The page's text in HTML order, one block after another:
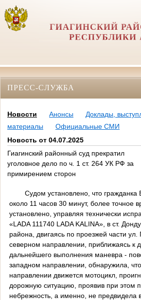
ГИАГИНСКИЙ
РЕСПУБЛИКИ
ПРЕСС-СЛУЖБА
Новости Анонсы
Доклады,
материалы
Официальные СМИ
Новость от 04.07.2025
Гиагинский районный суд прекратил
уголовное дело по ч. 1 ст. 264 УК РФ за
примирением сторон
Судом установлено, что гражданка
около 11 часов 30 минут, более точное
установлено, управляя технически
«LADA 111740 LADA KALINA», в ст.
района, двигаясь по проезжей части ул.
северном направлении, приближаясь
дальнейшего выполнения маневра -
западном направлении, обнаружила,
направлении движется мотоцикл,
дорожную ситуацию, проявив при этом
небрежность, а именно, не предвидела